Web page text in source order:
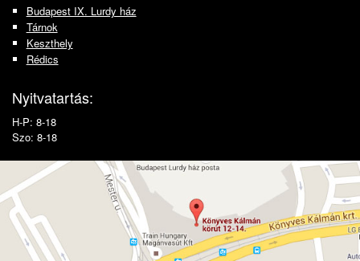
Budapest IX. Lurdy ház
Tárnok
Keszthely
Rédics
Nyitvatartás:
H-P: 8-18
Szo: 8-18